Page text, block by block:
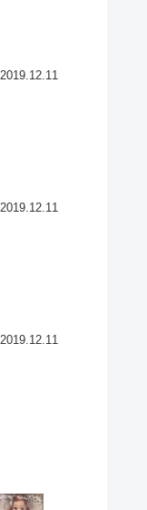
2019.12.11
2019.12.11
2019.12.11